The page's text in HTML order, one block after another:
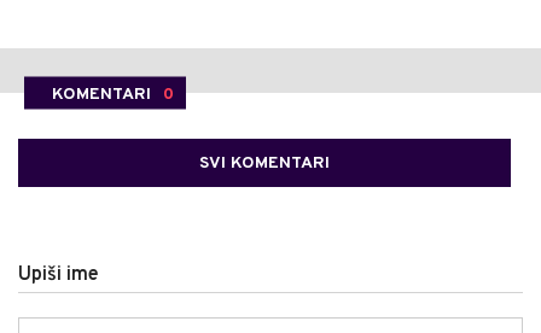
KOMENTARI 0
SVI KOMENTARI
Upiši ime